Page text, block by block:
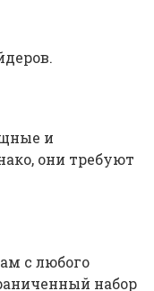
и
они требуют
с любого
набор